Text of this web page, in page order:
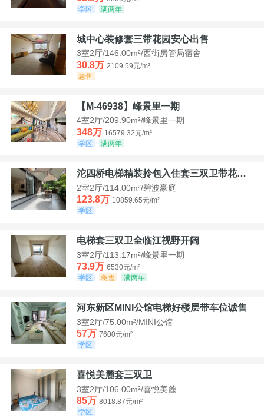
学区
满两年
城中心装修套三带花园安心出售
3室2厅/146.00m²/西街房管局宿舍
30.8万 2109.59元/m²
急售
【M-46938】峰景里一期
4室2厅/209.90m²/峰景里一期
348万 16579.32元/m²
学区
满两年
沱四桥电梯精装拎包入住套三双卫带花园40平米带车位
2室2厅/114.00m²/碧波豪庭
123.8万 10859.65元/m²
学区
电梯套三双卫全临江视野开阔
3室2厅/113.17m²/峰景里一期
73.9万 6530元/m²
学区
急售 满两年
河东新区MINI公馆电梯好楼层带车位诚售
3室2厅/75.00m²/MINI公馆
57万 7600元/m²
学区
喜悦美麓套三双卫
3室2厅/106.00m²/喜悦美麓
85万 8018.87元/m²
学区